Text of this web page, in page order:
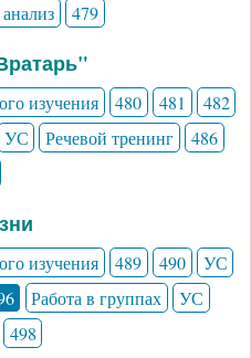
479
изучения 480 481
482
УС Речевой тренинг
486
изучения 489 490
УС
Работа в группах
УС
498